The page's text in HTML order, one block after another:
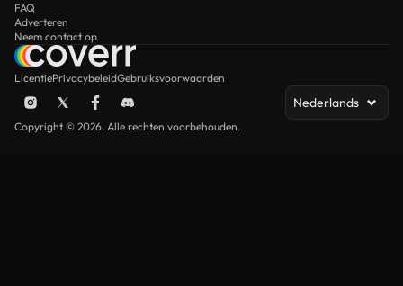
FAQ
Adverteren
Neem contact op
LicentiePrivacybeleidGebruiksvoorwaarden
Nederlands
Copyright © 2026. Alle rechten voorbehouden.